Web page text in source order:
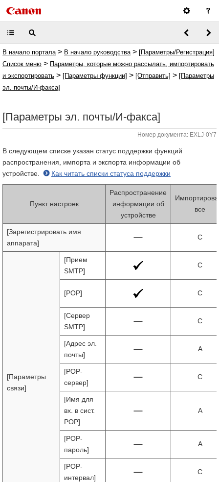
В начало портала > В начало руководства > [Параметры/Регистрация]
Список меню > Параметры, которые можно рассылать, импортировать
и экспортировать > [Параметры функции] > [Отправить] > [Параметры
эл. почты/И-факса]
[Параметры эл. почты/И-факса]
Номер документа: EXLJ-0Y7
В следующем списке указан статус поддержки функций
распространения, импорта и экспорта информации об
устройстве.
Как читать списки статуса поддержки
Пункт настроек
Распространение
информации об
устройстве
все
[Зарегистрировать имя
аппарата]
C
[Параметры
связи]
[Прием
SMTP]
C
[POP] C
[Сервер
SMTP]
C
[Адрес эл.
почты]
A
[POP-
сервер]
C
[Имя для
вх. в сист.
POP]
A
[POP-
пароль]
A
[POP-
интервал]
C